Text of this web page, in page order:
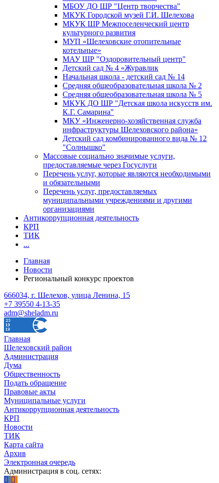
МБОУ ДО ШР "Центр творчества"
МКУК Городской музей Г.И. Шелехова
МКУК ШР Межпоселенческий центр
культурного развития
МУП «Шелеховские отопительные
котельные»
МАУ ШР "Оздоровительный центр"
Детский сад № 4 «Журавлик
Начальная школа - детский сад № 14
Средняя общеобразовательная школа № 2
Средняя общеобразовательная школа № 5
МКУК ДО ШР "Детская школа искусств им.
К.Г. Самарина"
МКУ «Инженерно-хозяйственная служба
инфраструктуры Шелеховского района»
Детский сад комбинированного вида № 12
"Солнышко"
Массовые социально значимые услуги,
предоставляемые через Госуслуги
Перечень услуг, которые являются необходимыми
и обязательными
Перечень услуг, предоставляемых
муниципальными учреждениями и другими
организациями
Антикоррупционная деятельность
КРП
ТИК
...
Главная
Новости
Региональный конкурс проектов
666034, г. Шелехов, улица Ленина, 15
+7 39550 4-13-35
adm@sheladm.ru
Главная
Шелеховский район
Администрация
Дума
Общественность
Подать обращение
Правовые акты
Муниципальные услуги
Антикоррупционная деятельность
КРП
Новости
ТИК
Карта сайта
Архив
Электронная очередь
Администрация в соц. сетях: